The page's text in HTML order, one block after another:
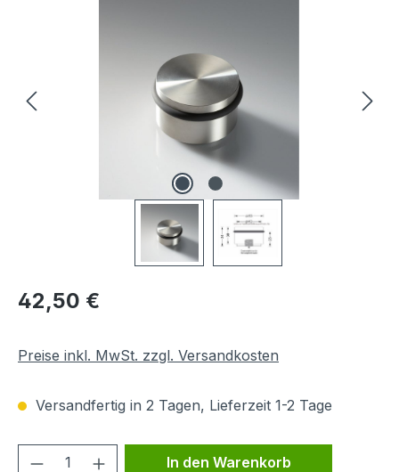
Regulärer Preis:
42,50 €
Preise inkl. MwSt. zzgl. Versandkosten
Versandfertig in 2 Tagen, Lieferzeit 1-2 Tage
Produkt Anzahl: Gib den
In den Warenkorb